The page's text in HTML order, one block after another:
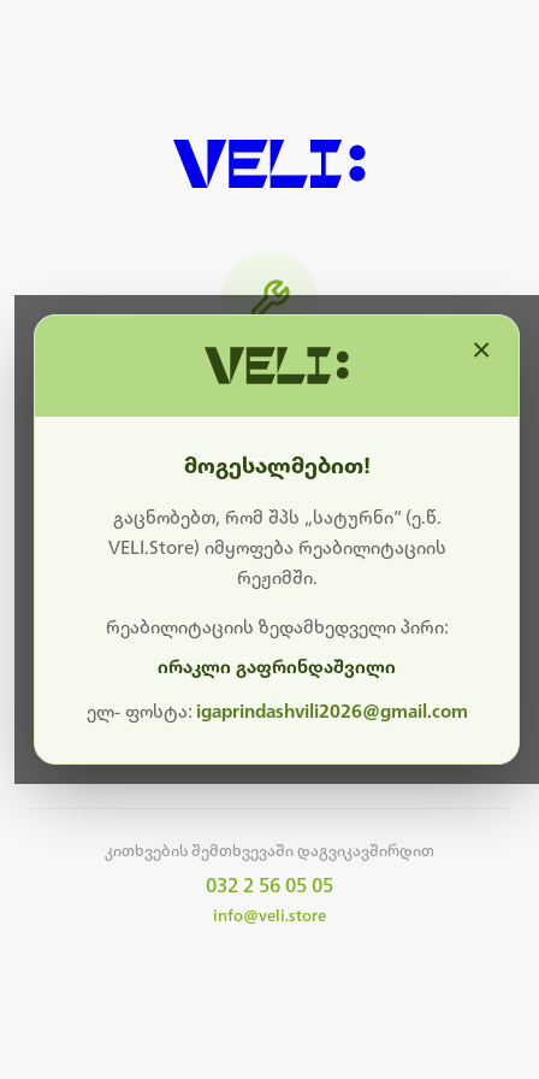
ბოდიშს გიხდით შეფერხებისთვის. ამჟამად
მიმდინარეობს საიტის განახლება და ტექნიკური
სამუშაოები.
მალე ისევ ხელმისაწვდომი იქნება. გმადლობთ
კითხვების შემთხვევაში დაგვიკავშირდით
032 2 56 05 05
info@veli.store
მოგესალმებით!
გაცნობებთ, რომ შპს „სატურნი“ (ე.წ.
VELI.Store) იმყოფება რეაბილიტაციის
რეჟიმში.
რეაბილიტაციის ზედამხედველი პირი:
ირაკლი გაფრინდაშვილი
ელ- ფოსტა: igaprindashvili2026@gmail.com
×